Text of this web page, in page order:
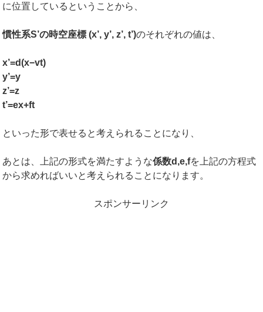
に位置しているということから、
慣性系S’の時空座標 (x’, y’, z’, t’)のそれぞれの値は、
x’=d(x−vt)
y’=y
z’=z
t’=ex+ft
といった形で表せると考えられることになり、
あとは、上記の形式を満たすような係数d,e,fを上記の方程式
から求めればいいと考えられることになります。
スポンサーリンク